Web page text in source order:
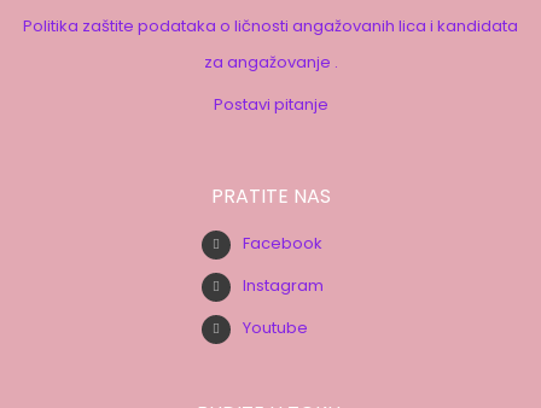
Politika zaštite podataka o ličnosti angažovanih lica i kandidata
za angažovanje .
Postavi pitanje
PRATITE NAS
Facebook
Instagram
Youtube